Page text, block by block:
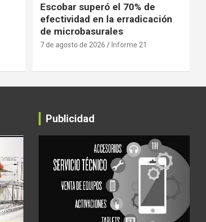
Escobar superó el 70% de
efectividad en la erradicación
de microbasurales
7 de agosto de 2026 Informe 21
Publicidad